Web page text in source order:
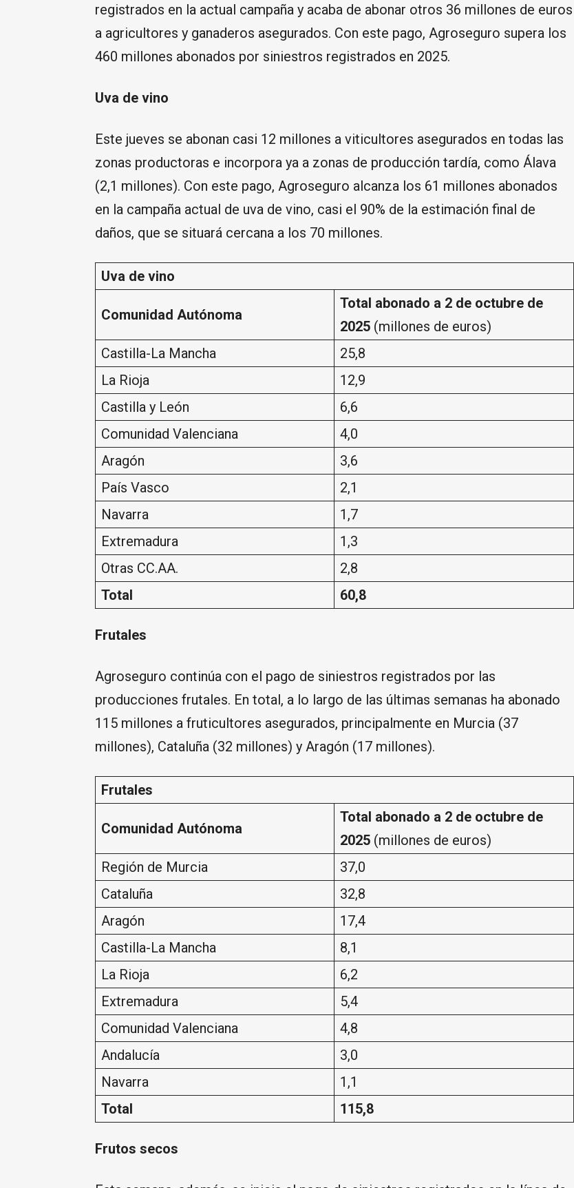
registrados en la actual campaña y acaba de abonar otros 36 millones de euros
a agricultores y ganaderos asegurados. Con este pago, Agroseguro supera los
460 millones abonados por siniestros registrados en 2025.
Uva de vino
Este jueves se abonan casi 12 millones a viticultores asegurados en todas las
zonas productoras e incorpora ya a zonas de producción tardía, como Álava
(2,1 millones). Con este pago, Agroseguro alcanza los 61 millones abonados
en la campaña actual de uva de vino, casi el 90% de la estimación final de
daños, que se situará cercana a los 70 millones.
Uva de vino
Comunidad Autónoma
Total abonado a 2 de octubre de
2025 (millones de euros)
Castilla-La Mancha
25,8
La Rioja
12,9
Castilla y León
6,6
Comunidad Valenciana
4,0
Aragón
3,6
País Vasco
2,1
Navarra
1,7
Extremadura
1,3
Otras CC.AA.
2,8
Total
60,8
Frutales
Agroseguro continúa con el pago de siniestros registrados por las
producciones frutales. En total, a lo largo de las últimas semanas ha abonado
115 millones a fruticultores asegurados, principalmente en Murcia (37
millones), Cataluña (32 millones) y Aragón (17 millones).
Frutales
Comunidad Autónoma
Total abonado a 2 de octubre de
2025 (millones de euros)
Región de Murcia
37,0
Cataluña
32,8
Aragón
17,4
Castilla-La Mancha
8,1
La Rioja
6,2
Extremadura
5,4
Comunidad Valenciana
4,8
Andalucía
3,0
Navarra
1,1
Total
115,8
Frutos secos